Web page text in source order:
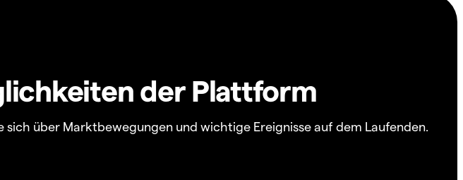
der Plattform
über Marktbewegungen und wichtige Ereignisse auf dem Laufenden.